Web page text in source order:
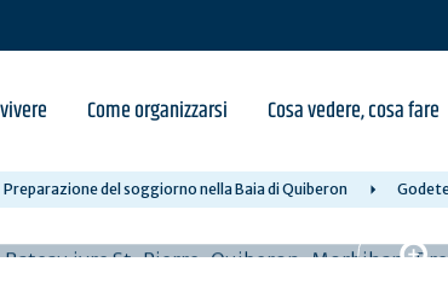
Come organizzarsi Cosa vedere, cosa fare
Preparazione del soggiorno nella Baia di Quiberon